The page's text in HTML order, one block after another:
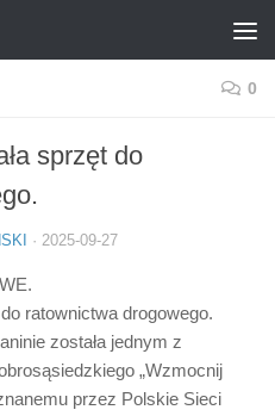
0
sprzęt do
· 2025-09-27
ratownictwa drogowego.
została jednym z
„Wzmocnij
przez Polskie Sieci